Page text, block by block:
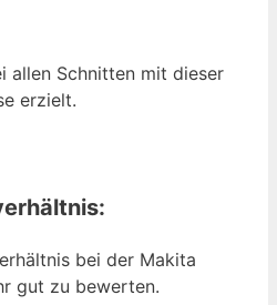
allen Schnitten mit dieser
erzielt.
ältnis:
bei der Makita
gut zu bewerten.